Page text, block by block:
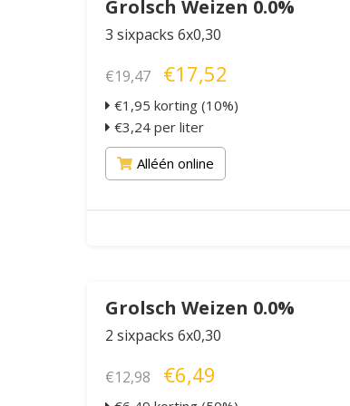
Grolsch Weizen 0.0%
3 sixpacks 6x0,30
€19,47 €17,52
€1,95 korting (10%)
€3,24 per liter
Alléén online
Grolsch Weizen 0.0%
2 sixpacks 6x0,30
€12,98 €6,49